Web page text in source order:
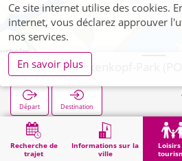
Recherche de
trajet
Informations sur la
ville
Jülich, Brückenkopf-Park (POI)
Départ Destination
Arrêts
Démarrage Loisirs et tourisme Loisirs de proximité
Ce site internet utilise des cookies.
internet, vous déclarez approuver
nos services.
En savoir plus